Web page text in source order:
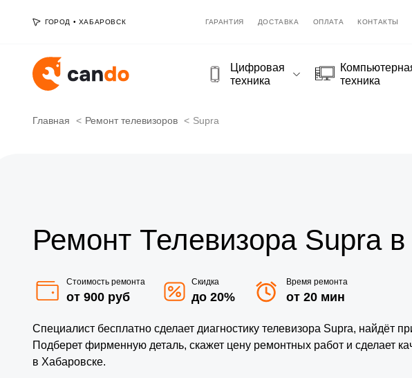
ГОРОД • ХАБАРОВСК ГАРАНТИЯ ДОСТАВКА ОПЛАТА КОНТАКТЫ
Цифровая
техника
техника
Главная Ремонт телевизоров Supra
Ремонт Телевизора Supra
Стоимость ремонта
от 900 руб
Скидка
до 20%
Время ремонта
от 20 мин
Специалист бесплатно сделает диагностику телевизора Supra, найдёт
Подберет фирменную деталь, скажет цену ремонтных работ и сделает
в Хабаровске.